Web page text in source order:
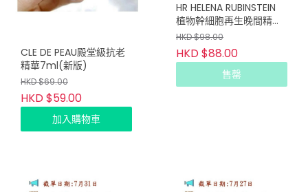
CLE DE PEAU殿堂級抗老
精華7ml(新版)
HKD $69.00
HKD $59.00
加入購物車
HR HELENA RUBINSTEIN
植物幹細胞再生晚間精華
8ml
HKD $98.00
HKD $88.00
售罄